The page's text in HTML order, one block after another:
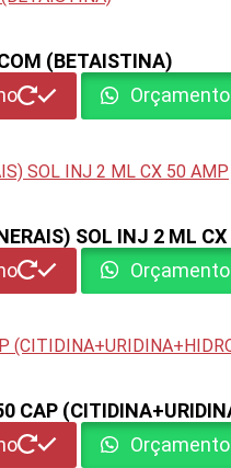
(BETAISTINA)
SOL INJ 2 ML
CAP